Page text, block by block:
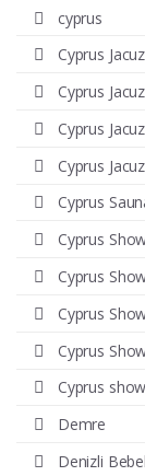
cyprus
Cyprus
Cyprus
Cyprus
Cyprus
Cyprus
Cyprus
Cyprus
Cyprus
Cyprus
Cyprus
Demre
Denizli